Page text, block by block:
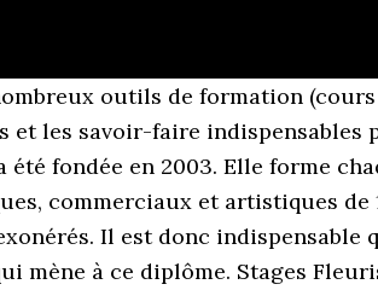
dans une formation pour devenir fleuriste, la meilleure des voies est la formation CAP (certificat dâaptitude professionnelle). Le calendrier de formation. Les cours ont lieu de 9h à 17h30. Lâinscription nâest définitive quâavec le â¦ Vous souhaitez obtenir un CAP Fleuriste à Paris ? DÉTAILS DE LA FORMATION. Portrait fleuriste - Duration: 2:44. Vous nâavez pas lâobligation dâeffectuer de stage en entreprise au cours de votre formation de Fleuriste / Designer floral avec LâÉcole des Pros. Cette formation a pour objectif de fournir aux étudiants et étudiantes les connaissances nécessaires pour accomplir des tâches dont les principales sont la vente de fleurs, la confection dâarrangements floraux et commerciaux, ainsi que lâentretien de plantes dans les édifices publics et les magasins. Le CAP est généralement le pass pour intégrer les autres formations de spécialisation. Le contenu pÃ©dagogique y est en Ã©volution pour coller aux tendances du marchÃ©. Cette formation mène à un diplôme du même nom. Liste des métiers associés. LâInstitut de Formation Professionnelle répond aux besoins professionnels des gens qui travaillent en offrant des programmes de formation à distance. Alors, joignez-vous à nous et devenez fleuriste, un métier où le plein emploi est assuré! La formation fleuriste à distance peut être complétée par un stage pratique dans nos locaux. Notre préparation à lâexamen du CAP Fleuriste est accessible à partir de 59,30 euros/mois*. Prix: 325 euros par an. Ainsi, la meilleure formation fleuriste est le CAP (Certificat dâAptitude Professionnelle), en 1 ou 2 ans. Fleuriste, un métier complet qui nécessite parfois des formations complémentaires en art floral pour continuer de maîtriser les techniques. Vous souhaitez obtenir un CAP Fleuriste Ã Paris ? digiSchool Orientation a trouvé pour vous 16 CAP Fleuriste à Paris. Le contenu pédagogique y est en évolution pour coller aux tendances du marché. Le prix se situe autour de 1 000 â¬ lâannée. Le programme de formation est basé sur le référentiel du CAP Fleuriste : Techniques florales, botanique. Diplôme de chef d'entreprise fleuriste et certificat de gestion. Les stages en formation fleuriste / artiste floral. Durée: 3 ans . Elle dispense des cours de qualité supérieure de différents niveaux (débutant, intermédiaire et avancé), ayant trait à lâart et au design floral, aux métiers de fleuriste et dâassistant-fleuriste. Ils envoient leur dossier de candidatureauprès de lâétablissement visé. Les fleuristes recherchent souvent des apprentispour les épauler et transâ¦ Elaborées par des professionnels des différents secteurs, nos formations à distance vous permettent de vous former à un métier